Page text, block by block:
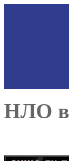
НЛО в